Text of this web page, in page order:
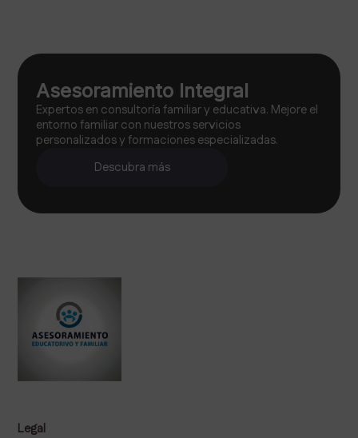
Asesoramiento Integral
Expertos en consultoría familiar y educativa. Mejore el
entorno familiar con nuestros servicios
personalizados y formaciones especializadas.
Descubra más
Legal